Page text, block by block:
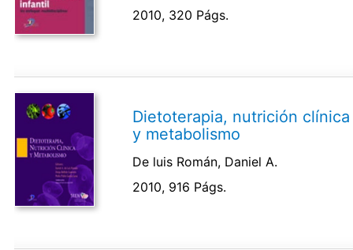
2010, 320 Págs.
Dietoterapia, nutrición clínica
y metabolismo
De luis Román, Daniel A.
2010, 916 Págs.